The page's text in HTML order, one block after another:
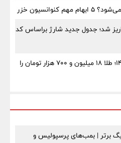
خزر
شد؛ جدول جدید شارژ براساس کد
قیمت طلا امروز ۱۵ مرداد ۱۴۰۵؛ طلا ۱۸ میلیون و ۷۰۰ هزار تومان را
برتر | بمب‌های پرسپولیس و